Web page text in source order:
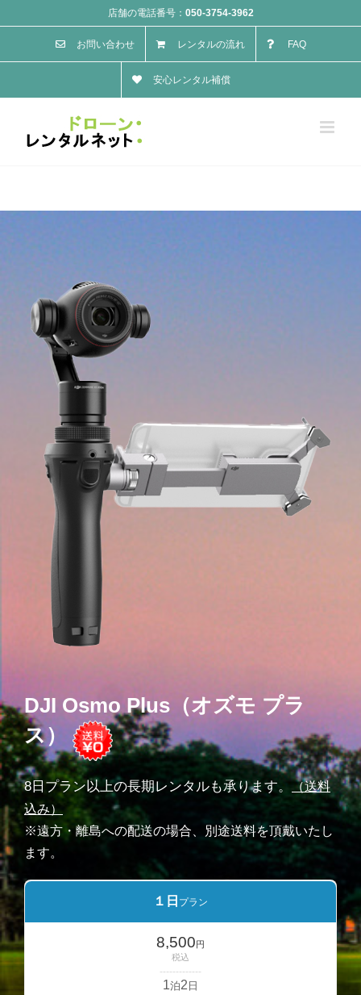
店舗の電話番号： 050-3754-3962
お問い合わせ レンタルの流れ FAQ
安心レンタル補償
DJI Osmo Plus（オズモ プラ
ス）
8日プラン以上の長期レンタルも承ります。 （送料
込み）
※遠方・離島への配送の場合、別途送料を頂戴いたし
ます。
１日 プラン
8,500円
税込
-------------
1泊2 日